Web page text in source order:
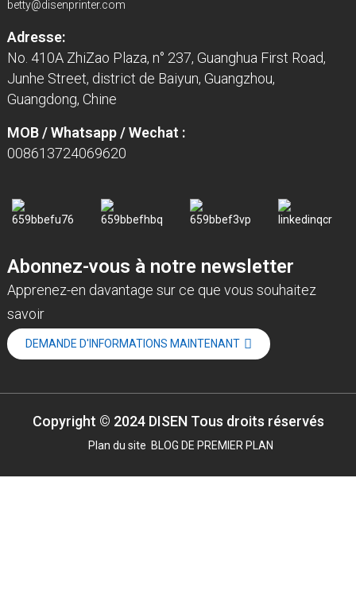
betty@disenprinter.com
Adresse:
No. 410A ZhiZao Plaza, n° 237, Guanghua First Road,
Junhe Street, district de Baiyun, Guangzhou,
Guangdong, Chine
MOB / Whatsapp / Wechat :
008613724069620
Abonnez-vous à notre newsletter
Apprenez-en davantage sur ce que vous souhaitez
savoir
DEMANDE D'INFORMATIONS MAINTENANT
Copyright © 2024 DISEN Tous droits réservés
Plan du site BLOG DE PREMIER PLAN